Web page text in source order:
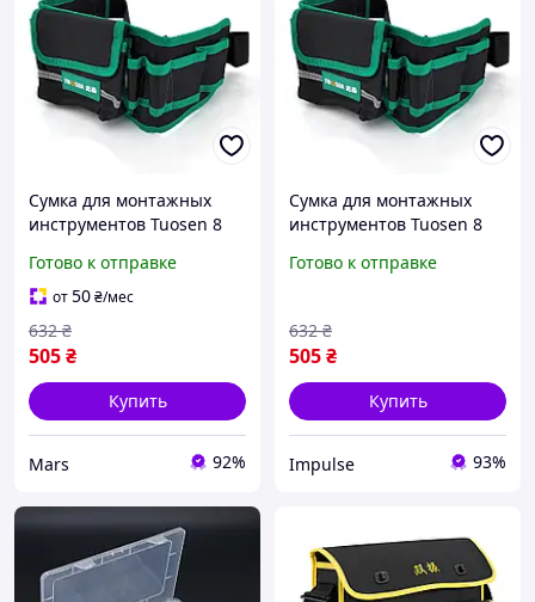
Сумка для монтажных
инструментов Tuosen 8
зеленая на пояс
Готово к отправке
от50₴/мес
505₴
632 ₴
Купить
Mars 92%
Сумка для монтажных
инструментов Tuosen 8
зеленая на пояс impulse
Готово к отправке
505₴
632 ₴
Купить
Impulse 93%